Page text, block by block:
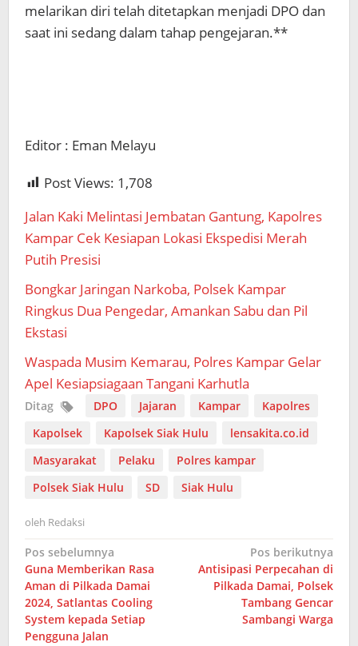
melarikan diri telah ditetapkan menjadi DPO dan
saat ini sedang dalam tahap pengejaran.**
Editor : Eman Melayu
Post Views: 1,708
Jalan Kaki Melintasi Jembatan Gantung, Kapolres
Kampar Cek Kesiapan Lokasi Ekspedisi Merah
Putih Presisi
Bongkar Jaringan Narkoba, Polsek Kampar
Ringkus Dua Pengedar, Amankan Sabu dan Pil
Ekstasi
Waspada Musim Kemarau, Polres Kampar Gelar
Apel Kesiapsiagaan Tangani Karhutla
Ditag DPO Jajaran Kampar
Kapolres
Kapolsek
Kapolsek Siak Hulu
lensakita.co.id
Masyarakat
Pelaku
Polres kampar
Polsek Siak Hulu
SD Siak Hulu
oleh Redaksi
Navigasi
pos
Pos sebelumnya
Guna Memberikan Rasa
Aman di Pilkada Damai
2024, Satlantas Cooling
System kepada Setiap
Pengguna Jalan
Pos berikutnya
Antisipasi Perpecahan di
Pilkada Damai, Polsek
Tambang Gencar
Sambangi Warga